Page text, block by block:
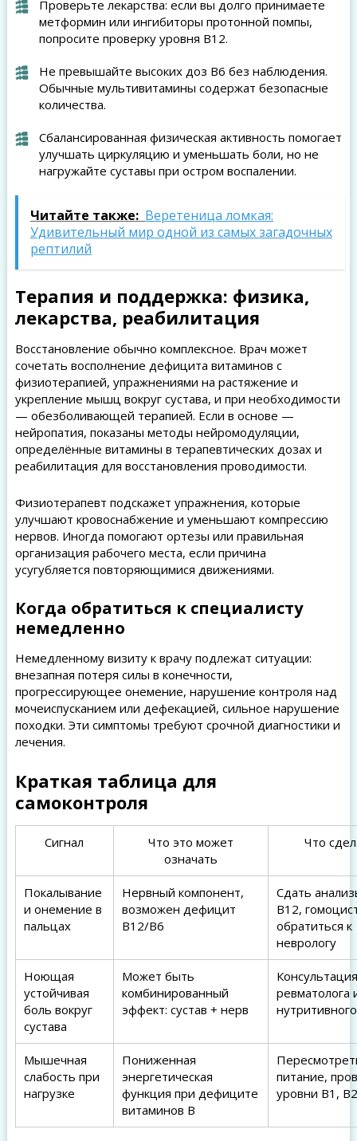
Проверьте лекарства: если вы долго принимаете
метформин или ингибиторы протонной помпы,
попросите проверку уровня B12.
Не превышайте высоких доз B6 без наблюдения.
Обычные мультивитамины содержат безопасные
количества.
Сбалансированная физическая активность помогает
улучшать циркуляцию и уменьшать боли, но не
нагружайте суставы при остром воспалении.
Читайте также: Веретеница ломкая:
Удивительный мир одной из самых загадочных
рептилий
Терапия и поддержка: физика,
лекарства, реабилитация
Восстановление обычно комплексное. Врач может
сочетать восполнение дефицита витаминов с
физиотерапией, упражнениями на растяжение и
укрепление мышц вокруг сустава, и при необходимости
— обезболивающей терапией. Если в основе —
нейропатия, показаны методы нейромодуляции,
определённые витамины в терапевтических дозах и
реабилитация для восстановления проводимости.
Физиотерапевт подскажет упражнения, которые
улучшают кровоснабжение и уменьшают компрессию
нервов. Иногда помогают ортезы или правильная
организация рабочего места, если причина
усугубляется повторяющимися движениями.
Когда обратиться к специалисту
немедленно
Немедленному визиту к врачу подлежат ситуации:
внезапная потеря силы в конечности,
прогрессирующее онемение, нарушение контроля над
мочеиспусканием или дефекацией, сильное нарушение
походки. Эти симптомы требуют срочной диагностики и
лечения.
Краткая таблица для
самоконтроля
Сигнал
Что это может
означать
Что
Покалывание
и онемение в
пальцах
Нервный компонент,
возможен дефицит
B12/B6
Сдать
B12,
обратиться к
неврологу
Ноющая
устойчивая
боль вокруг
сустава
Может быть
комбинированный
эффект: сустав + нерв
Консультация
ревматолога
Мышечная
слабость при
нагрузке
Пониженная
энергетическая
функция при дефиците
витаминов B
питание,
уровни B1,